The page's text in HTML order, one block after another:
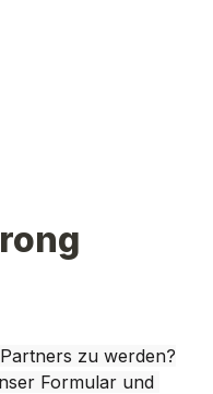
zu werden?
Formular und